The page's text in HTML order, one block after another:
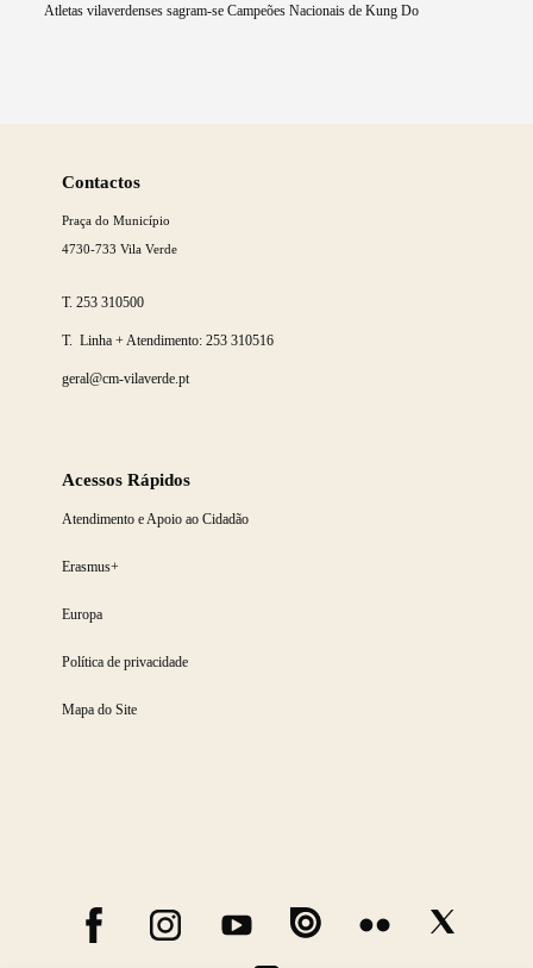
Atletas vilaverdenses sagram-se Campeões Nacionais de Kung Do
Contactos
Praça do Município
4730-733 Vila Verde
T.253 310500
T. Linha + Atendimento: 253 310516
geral@cm-vilaverde.pt
Acessos Rápidos
Atendimento e Apoio ao Cidadão
Erasmus+
Europa
Política de privacidade
Mapa do Site